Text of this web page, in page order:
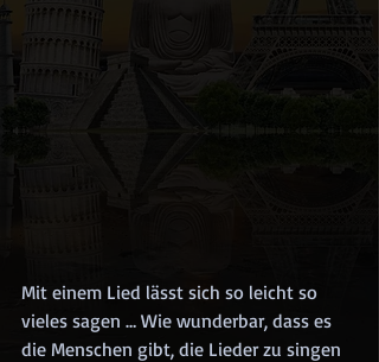
Mit einem Lied lässt sich so leicht so
vieles sagen … Wie wunderbar, dass es
die Menschen gibt, die Lieder zu singen